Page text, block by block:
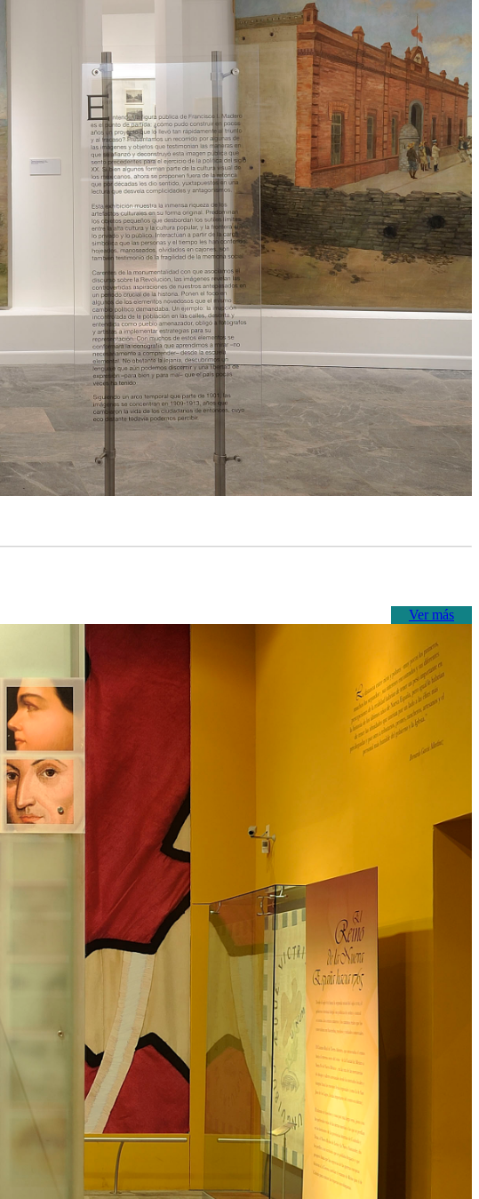
Ver más